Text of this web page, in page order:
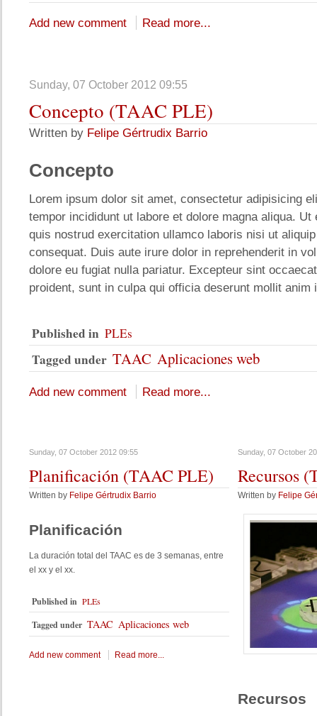
Add new comment Read more...
Sunday, 07 October 2012 09:55
Concepto (TAAC PLE)
Written by Felipe Gértrudix Barrio
Concepto
Lorem ipsum dolor sit amet, consectetur adipisicing
tempor incididunt ut labore et dolore magna aliqua.
quis nostrud exercitation ullamco laboris nisi ut
consequat. Duis aute irure dolor in reprehenderit in
dolore eu fugiat nulla pariatur. Excepteur sint
proident, sunt in culpa qui officia deserunt mollit anim
Published in PLEs
Tagged under TAAC Aplicaciones web
Add new comment Read more...
Sunday, 07 October 2012 09:55
Planificación (TAAC PLE)
Written by Felipe Gértrudix Barrio
Planificación
La duración total del TAAC es de 3 semanas, entre
el xx y el xx.
Published in PLEs
Tagged under TAAC Aplicaciones web
Add new comment Read more...
Sunday, 07 October
Recursos
Written by Felipe
Recursos